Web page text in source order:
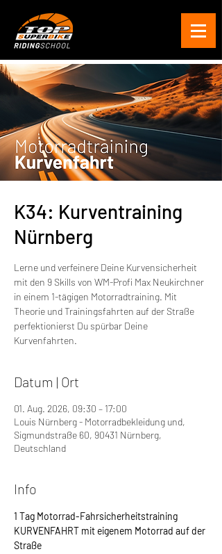
K34: Kurventraining
Nürnberg
Lerne und verfeinere Deine Kurvensicherheit
mit den 9 Skills von WM-Profi Max Neukirchner
in einem 1-tägigen Motorradtraining. Mit
Theorie und Trainingsfahrten auf der Straße
perfektionierst Du spürbar Deine
Kurvenfahrten.
Datum | Ort
01. Aug. 2026, 09:30 – 17:00
Louis Nürnberg - Motorradbekleidung und,
Sigmundstraße 60, 90431 Nürnberg,
Deutschland
Info
1 Tag Motorrad-Fahrsicherheitstraining
KURVENFAHRT mit eigenem Motorrad auf der
Straße